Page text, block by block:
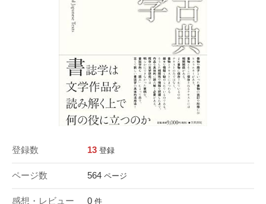
登録数 13 登録
ページ数 564 ページ
感想・レビュー 0 件